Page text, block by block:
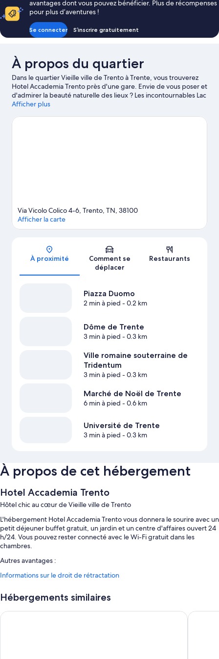
chambre
Suite
avantages dont vous pouvez bénéficier. Plus de récompenses
pour plus d’aventures !
Se connecter S’inscrire gratuitement
À propos du quartier
Dans le quartier Vieille ville de Trento à Trente, vous trouverez
Hotel Accademia Trento près d'une gare. Envie de vous poser et
d'admirer la beauté naturelle des lieux ? Les incontournables Lac
de Caldonazzo et Lac de Molveno vous attendent ! Envie de
des fantastiques Salle omnisports PalaTrento et Circuit
Afficher plus
Carte
Via Vicolo Colico 4-6, Trento, TN, 38100
Afficher la carte
À proximité
Comment se
déplacer
Restaurants
Piazza Duomo
2 min à pied - 0.2 km
Dôme de Trente
3 min à pied - 0.3 km
Ville romaine souterraine de
Tridentum
3 min à pied - 0.3 km
Marché de Noël de Trente
6 min à pied - 0.6 km
Université de Trente
3 min à pied - 0.3 km
À propos de cet hébergement
Hotel Accademia Trento
Hôtel chic au cœur de Vieille ville de Trento
L'hébergement Hotel Accademia Trento vous donnera le sourire avec un
petit déjeuner buffet gratuit, un jardin et un centre d'affaires ouvert 24
h/24. Vous pouvez rester connecté avec le Wi-Fi gratuit dans les
chambres.
Autres avantages :
Service de départ express, service d'arrivée express et parking à
Réception ouverte 24 h/24, télévision dans le hall et poste
Hébergement non-fumeurs, personnel polyglotte et salles de
Informations sur le droit de rétractation
Hébergements similaires
Hotel Sporting Trento La